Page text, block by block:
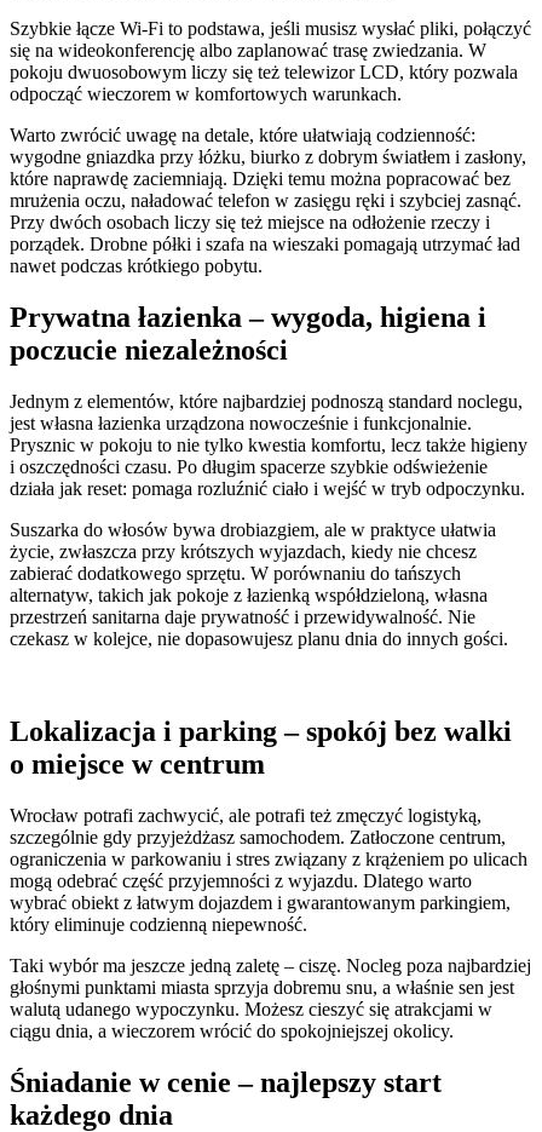
Szybkie łącze Wi-Fi to podstawa, jeśli musisz wysłać pliki, połączyć
się na wideokonferencję albo zaplanować trasę zwiedzania. W
pokoju dwuosobowym liczy się też telewizor LCD, który pozwala
odpocząć wieczorem w komfortowych warunkach.
Warto zwrócić uwagę na detale, które ułatwiają codzienność:
wygodne gniazdka przy łóżku, biurko z dobrym światłem i zasłony,
które naprawdę zaciemniają. Dzięki temu można popracować bez
mrużenia oczu, naładować telefon w zasięgu ręki i szybciej zasnąć.
Przy dwóch osobach liczy się też miejsce na odłożenie rzeczy i
porządek. Drobne półki i szafa na wieszaki pomagają utrzymać ład
nawet podczas krótkiego pobytu.
Prywatna łazienka – wygoda, higiena i
poczucie niezależności
Jednym z elementów, które najbardziej podnoszą standard noclegu,
jest własna łazienka urządzona nowocześnie i funkcjonalnie.
Prysznic w pokoju to nie tylko kwestia komfortu, lecz także higieny
i oszczędności czasu. Po długim spacerze szybkie odświeżenie
działa jak reset: pomaga rozluźnić ciało i wejść w tryb odpoczynku.
Suszarka do włosów bywa drobiazgiem, ale w praktyce ułatwia
życie, zwłaszcza przy krótszych wyjazdach, kiedy nie chcesz
zabierać dodatkowego sprzętu. W porównaniu do tańszych
alternatyw, takich jak pokoje z łazienką współdzieloną, własna
przestrzeń sanitarna daje prywatność i przewidywalność. Nie
czekasz w kolejce, nie dopasowujesz planu dnia do innych gości.
Lokalizacja i parking – spokój bez walki
o miejsce w centrum
Wrocław potrafi zachwycić, ale potrafi też zmęczyć logistyką,
szczególnie gdy przyjeżdżasz samochodem. Zatłoczone centrum,
ograniczenia w parkowaniu i stres związany z krążeniem po ulicach
mogą odebrać część przyjemności z wyjazdu. Dlatego warto
wybrać obiekt z łatwym dojazdem i gwarantowanym parkingiem,
który eliminuje codzienną niepewność.
Taki wybór ma jeszcze jedną zaletę – ciszę. Nocleg poza najbardziej
głośnymi punktami miasta sprzyja dobremu snu, a właśnie sen jest
walutą udanego wypoczynku. Możesz cieszyć się atrakcjami w
ciągu dnia, a wieczorem wrócić do spokojniejszej okolicy.
Śniadanie w cenie – najlepszy start
każdego dnia